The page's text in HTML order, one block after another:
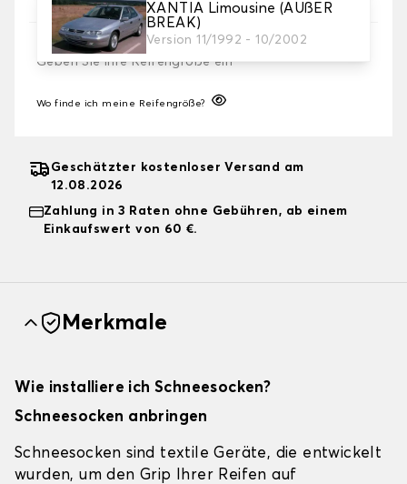
XANTIA Limousine (AUßER
BREAK)
Version 11/1992 - 10/2002
3. Dimensionen
Geben Sie Ihre Reifengröße ein
Wo finde ich meine Reifengröße?
Geschätzter kostenloser Versand am
12.08.2026
Zahlung in 3 Raten ohne Gebühren, ab einem
Einkaufswert von 60 €.
Merkmale
Wie installiere ich Schneesocken?
Schneesocken anbringen
Schneesocken sind textile Geräte, die entwickelt
wurden, um den Grip Ihrer Reifen auf